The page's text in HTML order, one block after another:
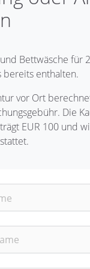
Bettwäsche für
bereits enthalten.
vor Ort
Die
EUR 100 und